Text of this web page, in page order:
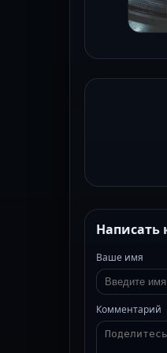
Ваше имя
Комментарий